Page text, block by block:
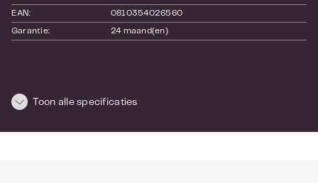
EAN: 0810354026560
Garantie: 24 maand(en)
Toon alle specificaties